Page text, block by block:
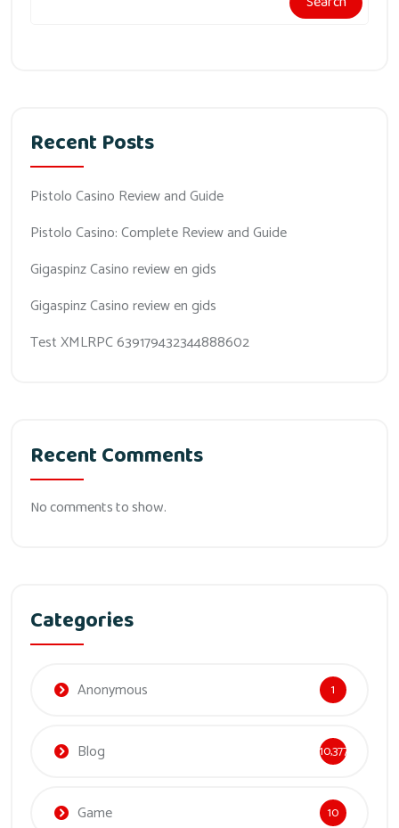
Recent Posts
Pistolo Casino Review and Guide
Pistolo Casino: Complete Review and Guide
Gigaspinz Casino review en gids
Gigaspinz Casino review en gids
Test XMLRPC 639179432344888602
Recent Comments
No comments to show.
Categories
Anonymous 1
Blog 10,377
Game 10